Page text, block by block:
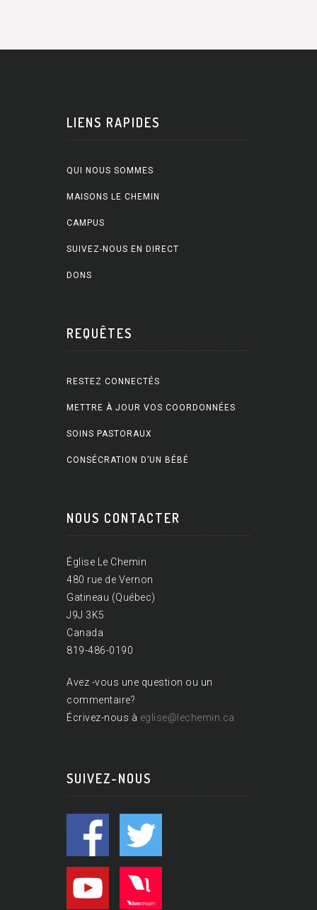
LIENS RAPIDES
QUI NOUS SOMMES
MAISONS LE CHEMIN
CAMPUS
SUIVEZ-NOUS EN DIRECT
DONS
REQUÊTES
RESTEZ CONNECTÉS
METTRE À JOUR VOS COORDONNÉES
SOINS PASTORAUX
CONSÉCRATION D’UN BÉBÉ
NOUS CONTACTER
Église Le Chemin
480 rue de Vernon
Gatineau (Québec)
J9J 3K5
Canada
819-486-0190
Avez -vous une question ou un
commentaire?
Écrivez-nous à eglise@lechemin.ca
SUIVEZ-NOUS